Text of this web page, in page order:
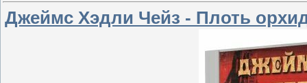
Джеймс Хэдли Чейз - Плоть